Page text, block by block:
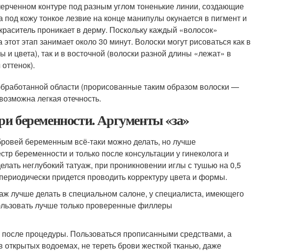
контуре под разным углом тоненькие линии, создающие
кожу тонкое лезвие на конце манипулы окунается в пигмент и
проникает в дерму. Поскольку каждый «волосок»
этап занимает около 30 минут. Волоски могут рисоваться как в
цвета), так и в восточной (волоски разной длины «лежат» в
области (прорисованные таким образом волоски —
легкая отечность.
беременности. Аргументы «за»
беременным всё-таки можно делать, но лучше
беременности и только после консультации у гинеколога и
неглубокий татуаж, при проникновении иглы с тушью на 0,5
придется проводить корректуру цвета и формы.
лучше делать в специальном салоне, у специалиста, имеющего
лучше только проверенные филлеры
процедуры. Пользоваться прописанными средствами, а
открытых водоемах, не тереть брови жесткой тканью, даже